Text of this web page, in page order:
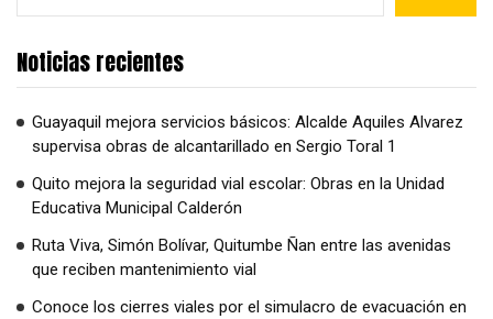
Noticias recientes
Guayaquil mejora servicios básicos: Alcalde Aquiles Alvarez
supervisa obras de alcantarillado en Sergio Toral 1
Quito mejora la seguridad vial escolar: Obras en la Unidad
Educativa Municipal Calderón
Ruta Viva, Simón Bolívar, Quitumbe Ñan entre las avenidas
que reciben mantenimiento vial
Conoce los cierres viales por el simulacro de evacuación en